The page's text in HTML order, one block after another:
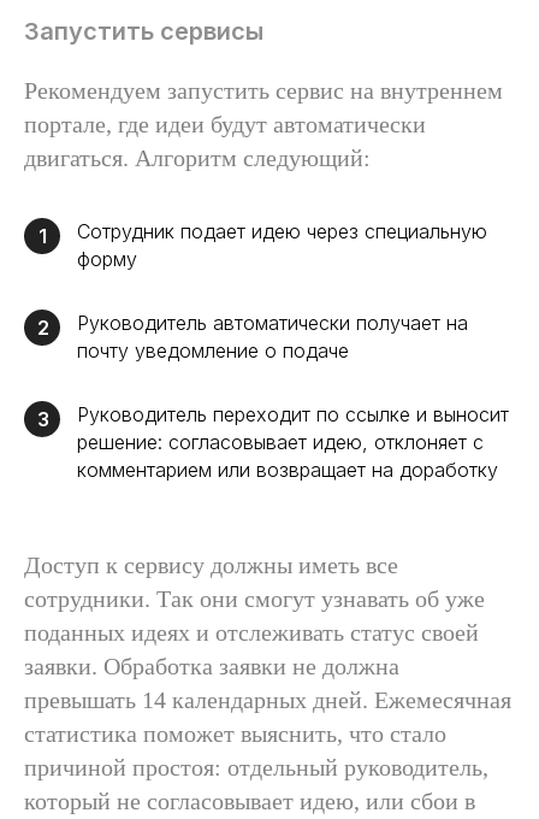
Запустить сервисы
Рекомендуем запустить сервис на внутреннем
портале, где идеи будут автоматически
двигаться. Алгоритм следующий:
1
Сотрудник подает идею через специальную
форму
2
Руководитель автоматически получает на
почту уведомление о подаче
3
Руководитель переходит по ссылке и выносит
решение: согласовывает идею, отклоняет с
комментарием или возвращает на доработку
Доступ к сервису должны иметь все
сотрудники. Так они смогут узнавать об уже
поданных идеях и отслеживать статус своей
заявки. Обработка заявки не должна
превышать 14 календарных дней. Ежемесячная
статистика поможет выяснить, что стало
причиной простоя: отдельный руководитель,
который не согласовывает идею, или сбои в